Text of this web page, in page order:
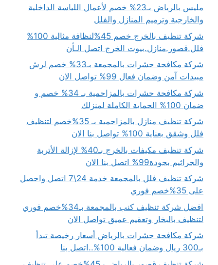
مليس بالرياض بـ23% خصم لأعمال اللياسة الداخلية
والخارجية وترميم المنازل والفلل
شركة تنظيف بالخرج خصم 45%لنظافة مثالية 100%
فلل.قصور.منازل.بيوت الخرج اتصل الـأن
شركة مكافحة حشرات بالمجمعة بـ33% خصم لرش
مبيدات آمن وضمان فعال 99% تواصل الان
شركة مكافحة حشرات بالمزاحمية بـ 34% خصم و
ضمان 100% الحماية الكاملة لمنزلك
شركة تنظيف منازل بالمزاحمية بـ 35%خصم لتنظيف
فلل وشقق بعناية 100% تواصل بنا الان
شركة تنظيف مكيفات بالخرج بـ40% لإزالة الأتربة
والجراثيم بجودة99% اتصل بنا الان
شركة تنظيف فلل بالمجمعة خدمة 24\7 اتصل واحصل
على 35%خصم فوري
افضل شركة تنظيف كنب بالمجمعة بـ34%خصم فوري
لتنظيف بالبخار وتعقيم عميق تواصل الان
شركة مكافحة حشرات بالرياض أسعار رخيصة تبدأ
بـ300 ريال وضمان فعالية 100%..اتصل بنا